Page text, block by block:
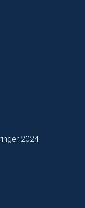
2024